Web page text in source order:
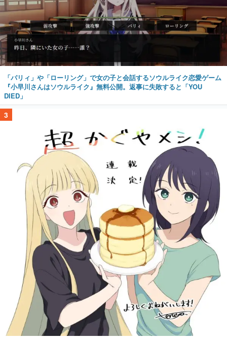
「パリィ」や「ローリング」で女の子と会話するソウルライク恋愛ゲーム
『小早川さんはソウルライク』無料公開。返事に失敗すると「YOU
DIED」
3